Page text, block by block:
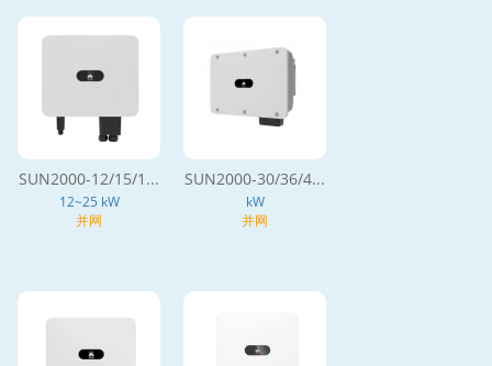
SUN2000-12/15/1...
12~25 kW
并网
SUN2000-30/36/4...
kW
并网